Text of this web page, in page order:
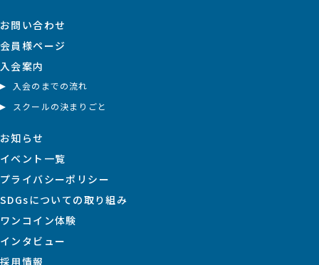
お問い合わせ
会員様ページ
入会案内
入会のまでの流れ
スクールの決まりごと
お知らせ
イベント一覧
プライバシーポリシー
SDGsについての取り組み
ワンコイン体験
インタビュー
採用情報